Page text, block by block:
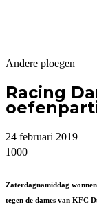
Andere ploegen
Racing
24 februari 2019
1000
Zaterdagnamiddag
tegen de dames van KFC